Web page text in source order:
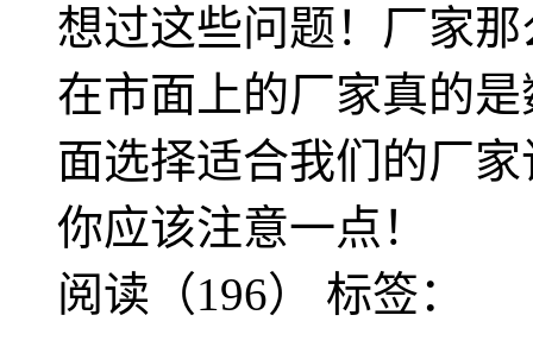
想过这些问题！厂家
在市面上的厂家真的
面选择适合我们的厂
你应该注意一点！
阅读（196） 标签：